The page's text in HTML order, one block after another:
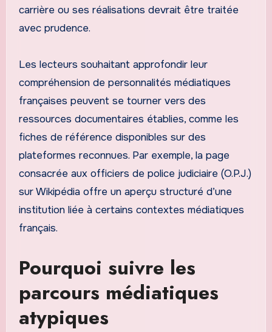
carrière ou ses réalisations devrait être traitée
avec prudence.
Les lecteurs souhaitant approfondir leur
compréhension de personnalités médiatiques
françaises peuvent se tourner vers des
ressources documentaires établies, comme les
fiches de référence disponibles sur des
plateformes reconnues. Par exemple, la page
consacrée aux officiers de police judiciaire (O.P.J.)
sur Wikipédia offre un aperçu structuré d’une
institution liée à certains contextes médiatiques
français.
Pourquoi suivre les
parcours médiatiques
atypiques